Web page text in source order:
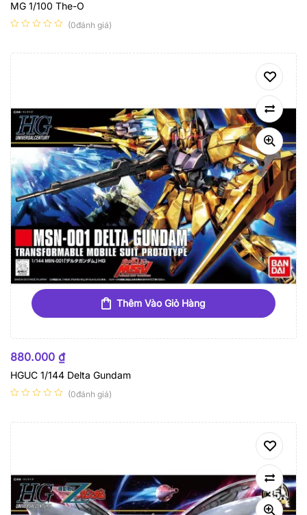
MG 1/100 The-O
(0đánh giá)
Thêm Vào Giỏ Hàng
880.000 ₫
HGUC 1/144 Delta Gundam
(0đánh giá)